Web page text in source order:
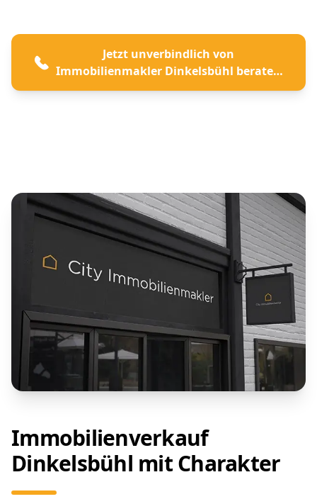
Jetzt unverbindlich von
Immobilienmakler Dinkelsbühl beraten
lassen
Immobilienverkauf
Dinkelsbühl mit Charakter